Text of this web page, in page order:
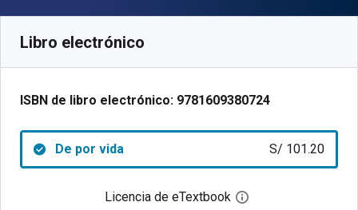
Libro electrónico
ISBN de libro electrónico: 9781609380724
De por vida S/ 101.20
Licencia de eTextbook Abre el cuadro de